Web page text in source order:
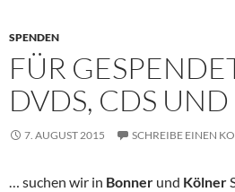
SPENDEN
FÜR
DVDS, CDS
7. AUGUST 2015 SCHREIBE EINEN
… suchen wir in Bonner und Kölner